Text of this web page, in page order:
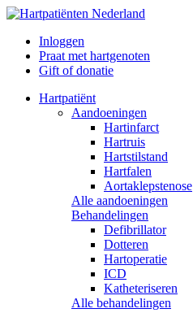
Inloggen
Praat met hartgenoten
Gift of donatie
Hartpatiënt
Aandoeningen
Hartinfarct
Hartruis
Hartstilstand
Hartfalen
Aortaklepstenose
Alle aandoeningen
Behandelingen
Defibrillator
Dotteren
Hartoperatie
ICD
Katheteriseren
Alle behandelingen